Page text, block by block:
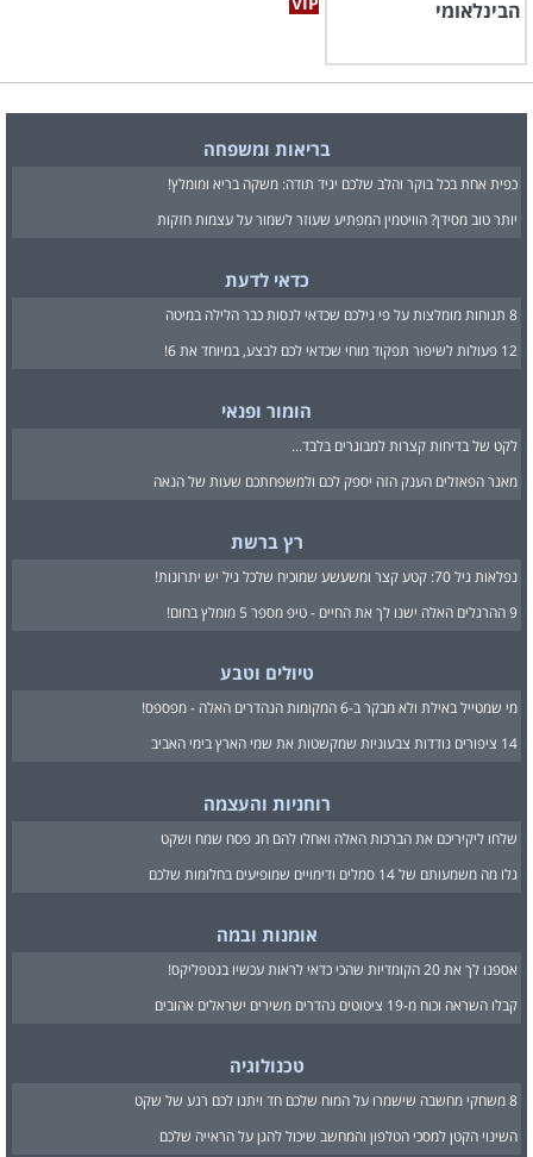
בריאות ומשפחה
כפית אחת בכל בוקר והלב שלכם יגיד תודה: משקה בריא ומומלץ!
יותר טוב מסידן? הוויטמין המפתיע שעוזר לשמור על עצמות חזקות
כדאי לדעת
8 תנוחות מומלצות על פי גילכם שכדאי לנסות כבר הלילה במיטה
12 פעולות לשיפור תפקוד מוחי שכדאי לכם לבצע, במיוחד את 6!
הומור ופנאי
לקט של בדיחות קצרות למבוגרים בלבד...
מאגר הפאזלים הענק הזה יספק לכם ולמשפחתכם שעות של הנאה
רץ ברשת
נפלאות גיל 70: קטע קצר ומשעשע שמוכיח שלכל גיל יש יתרונות!
9 ההרגלים האלה ישנו לך את החיים - טיפ מספר 5 מומלץ בחום!
טיולים וטבע
מי שמטייל באילת ולא מבקר ב-6 המקומות הנהדרים האלה - מפספס!
14 ציפורים נודדות צבעוניות שמקשטות את שמי הארץ בימי האביב
רוחניות והעצמה
שלחו ליקיריכם את הברכות האלה ואחלו להם חג פסח שמח ושקט
גלו מה משמעותם של 14 סמלים ודימויים שמופיעים בחלומות שלכם
אומנות ובמה
אספנו לך את 20 הקומדיות שהכי כדאי לראות עכשיו בנטפליקס!
קבלו השראה וכוח מ-19 ציטוטים נהדרים משירים ישראלים אהובים
טכנולוגיה
8 משחקי מחשבה שישמרו על המוח שלכם חד ויתנו לכם רגע של שקט
השינוי הקטן למסכי הטלפון והמחשב שיכול להגן על הראייה שלכם